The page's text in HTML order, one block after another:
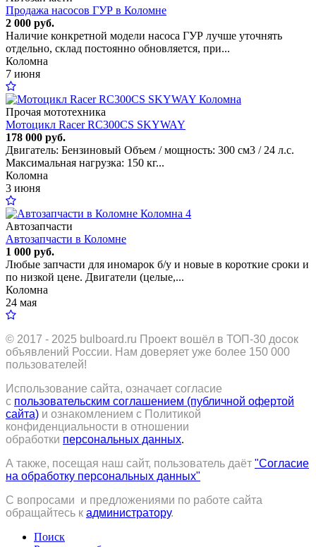
Продажа насосов ГУР в Коломне
2 000 руб.
Наличие конкретной модели насоса ГУР лучше уточнять
отдельно, склад постоянно обновляется, при...
Коломна
7 июня
Прочая мототехника
Мотоцикл Racer RC300CS SKYWAY
178 000 руб.
Двигатель: Бензиновый Объем / мощность: 300 см3 / 24 л.с.
Максимальная нагрузка: 150 кг...
Коломна
3 июня
4
Автозапчасти
Автозапчасти в Коломне
1 000 руб.
Любые запчасти для иномарок б/у и новые в короткие сроки и
по низкой цене. Двигатели (целые,...
Коломна
24 мая
© 2017 - 2025 bulboard.ru Проект вошёл в ТОП-30 досок
объявлений России. Нам доверяет уже более 150 000
пользователей!
Использование сайта, означает согласие
с пользовательским соглашением (публичной офертой
сайта) и ознакомлением с Политикой
конфиденциальности в отношении
обработки персональных данных.
А также, посещая наш сайт, пользователь даёт "Согласие
на обработку персональных данных"
С вопросами и предложениями по работе сайта
обращайтесь к администратору.
Поиск